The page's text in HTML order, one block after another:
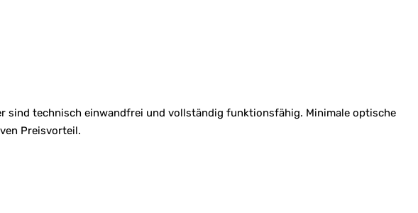
sind technisch einwandfrei und vollständig funktionsfähig. Minimale optische
Preisvorteil.